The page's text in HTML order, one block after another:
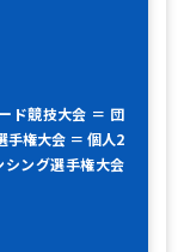
ド競技大会 ＝ 団
手権大会 ＝ 個人2
ング選手権大会